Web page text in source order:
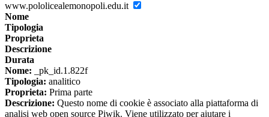
www.pololicealemonopoli.edu.it
Nome
Tipologia
Proprieta
Descrizione
Durata
Nome: _pk_id.1.822f
Tipologia: analitico
Proprieta: Prima parte
Descrizione: Questo nome di cookie è associato alla piattaforma di
analisi web open source Piwik. Viene utilizzato per aiutare i